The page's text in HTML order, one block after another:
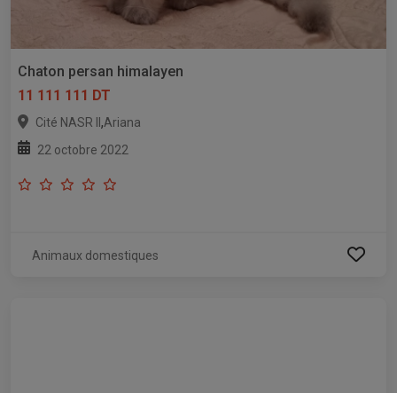
Chaton persan himalayen
11 111 111 DT
Cité NASR II,Ariana
22 octobre 2022
Animaux domestiques